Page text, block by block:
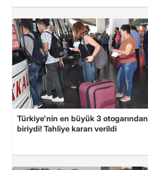
Türkiye'nin en büyük 3 otogarından
biriydi! Tahliye kararı verildi